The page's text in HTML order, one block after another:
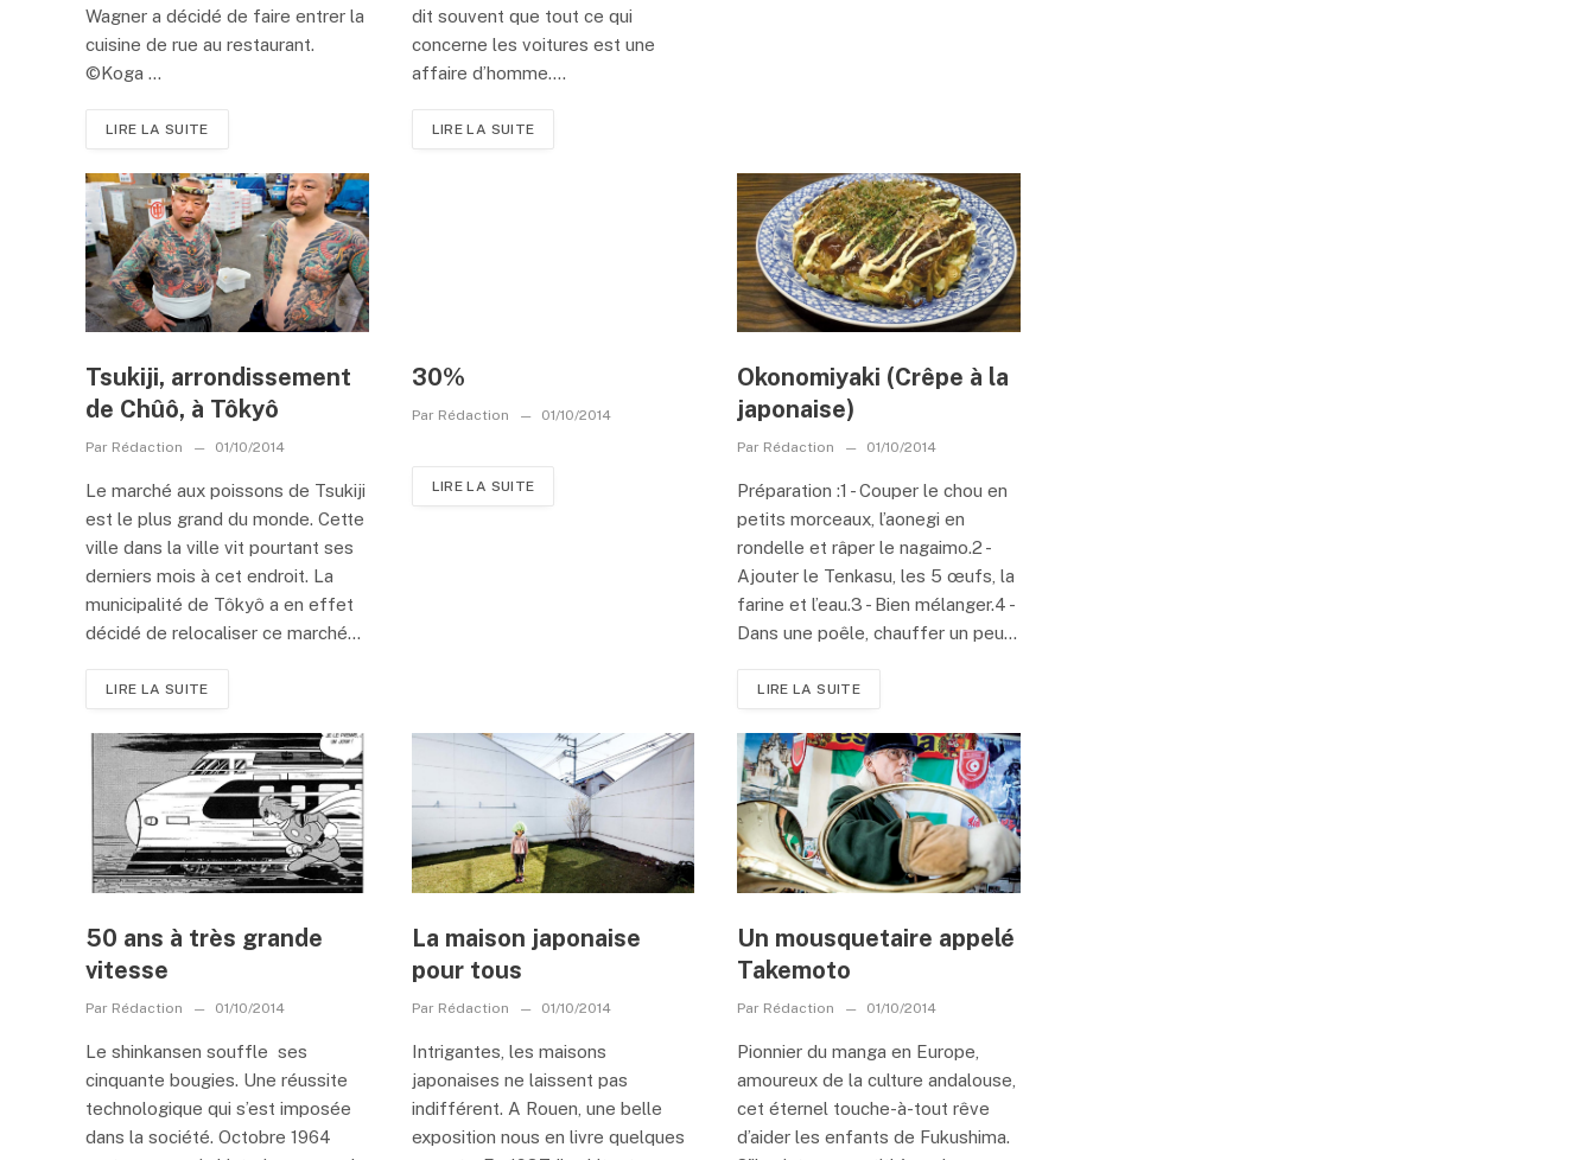
Wagner a décidé de faire entrer la
cuisine de rue au restaurant.
©Koga ...
LIRE LA SUITE
dit souvent que tout ce qui
concerne les voitures est une
affaire d’homme....
LIRE LA SUITE
Tsukiji, arrondissement
de Chûô, à Tôkyô
Par Rédaction 01/10/2014
Le marché aux poissons de Tsukiji
est le plus grand du monde. Cette
ville dans la ville vit pourtant ses
derniers mois à cet endroit. La
municipalité de Tôkyô a en effet
décidé de relocaliser ce marché...
LIRE LA SUITE
30%
Par Rédaction 01/10/2014
LIRE LA SUITE
Okonomiyaki (Crêpe à la
japonaise)
Par Rédaction 01/10/2014
Préparation :1 - Couper le chou en
petits morceaux, l’aonegi en
rondelle et râper le nagaimo.2 -
Ajouter le Tenkasu, les 5 œufs, la
farine et l’eau.3 - Bien mélanger.4 -
Dans une poêle, chauffer un peu...
LIRE LA SUITE
50 ans à très grande
vitesse
Par Rédaction 01/10/2014
Le shinkansen souffle ses
cinquante bougies. Une réussite
technologique qui s’est imposée
dans la société. Octobre 1964
La maison japonaise
pour tous
Par Rédaction 01/10/2014
Intrigantes, les maisons
japonaises ne laissent pas
indifférent. A Rouen, une belle
exposition nous en livre quelques
Un mousquetaire appelé
Takemoto
Par Rédaction 01/10/2014
Pionnier du manga en Europe,
amoureux de la culture andalouse,
cet éternel touche-à-tout rêve
d’aider les enfants de Fukushima.